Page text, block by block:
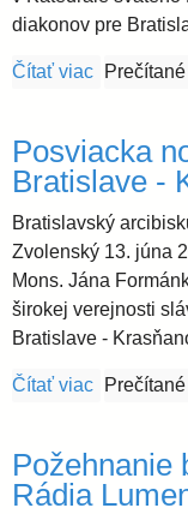
diakonov pre
Čítať viac o
Posviacka
Bratislave -
Bratislavský
Zvolenský 13. júna
Mons. Jána
širokej verejnosti
Bratislave -
Čítať viac o
Požehnanie
Rádia